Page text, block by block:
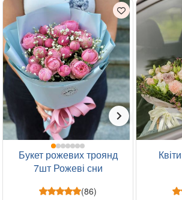
Букет рожевих троянд
7шт Рожеві сни
(86)